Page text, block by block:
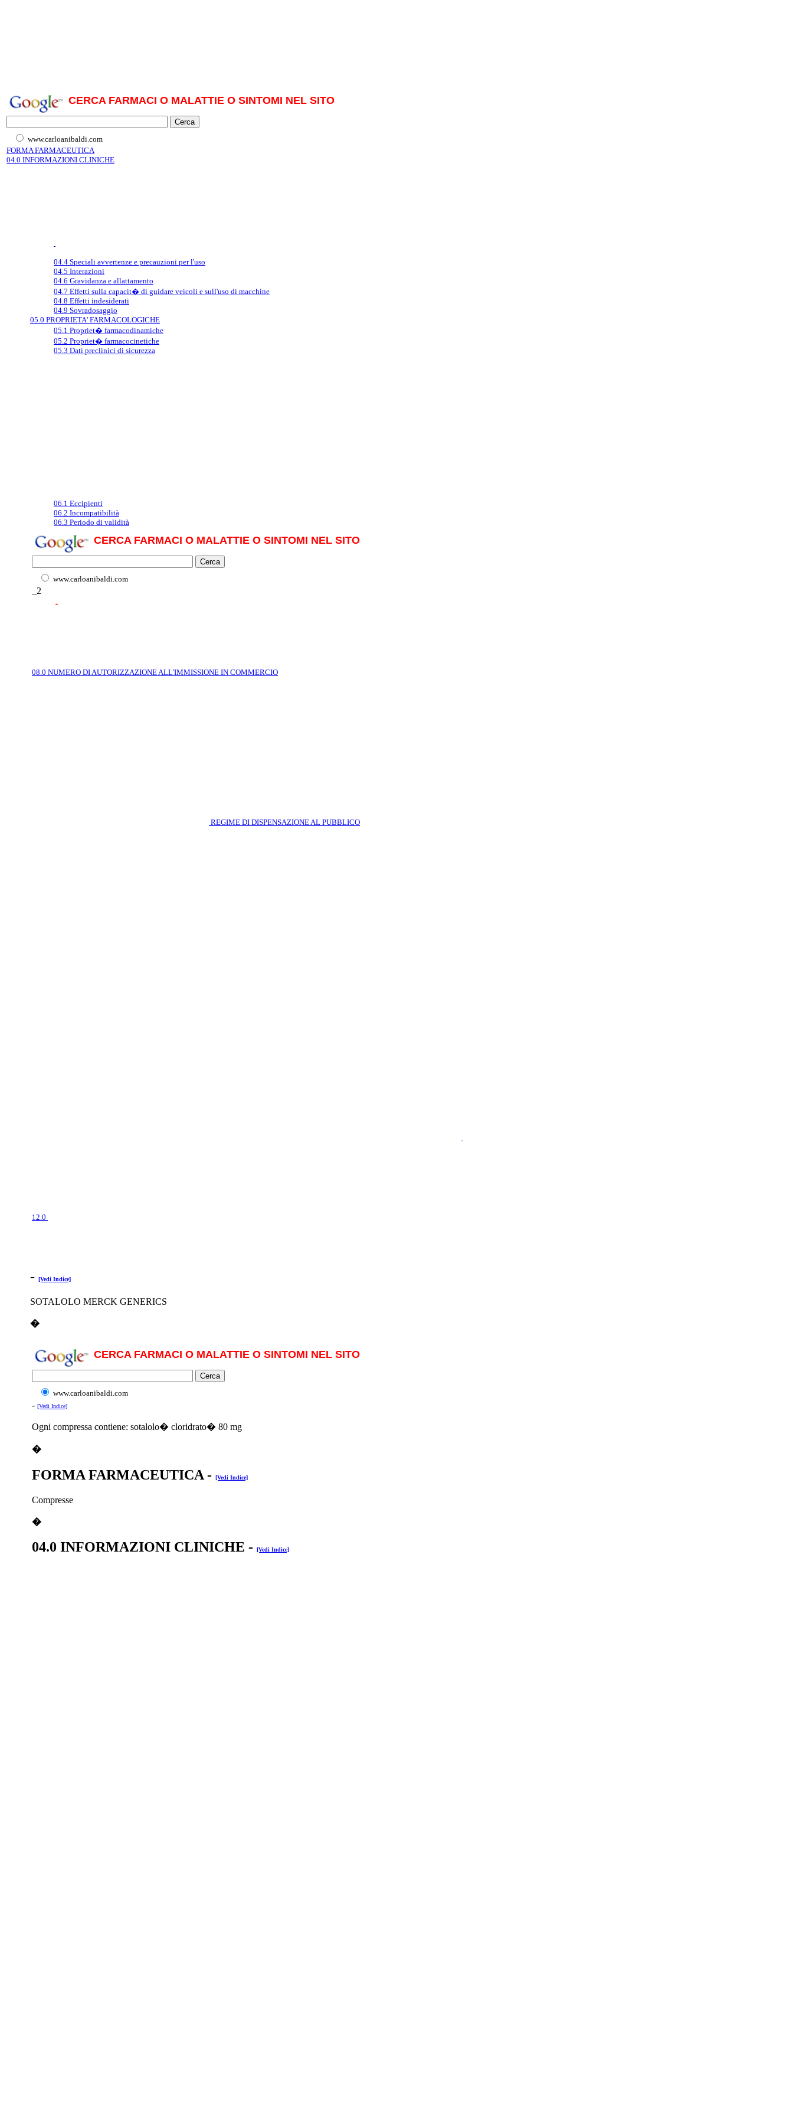
CERCA FARMACI O MALATTIE O SINTOMI NEL SITO
www.carloanibaldi.com
FORMA FARMACEUTICA
04.0 INFORMAZIONI CLINICHE
04.4 Speciali avvertenze e precauzioni per l'uso
04.5 Interazioni
04.6 Gravidanza e allattamento
04.7 Effetti sulla capacit� di guidare veicoli e sull'uso di macchine
04.8 Effetti indesiderati
04.9 Sovradosaggio
05.0 PROPRIETA' FARMACOLOGICHE
05.1 Propriet� farmacodinamiche
05.2 Propriet� farmacocinetiche
05.3 Dati preclinici di sicurezza
06.1 Eccipienti
06.2 Incompatibilità
06.3 Periodo di validità
CERCA FARMACI O MALATTIE O SINTOMI NEL SITO
www.carloanibaldi.com
_2
.
08.0 NUMERO DI AUTORIZZAZIONE ALL'IMMISSIONE IN COMMERCIO
REGIME DI DISPENSAZIONE AL PUBBLICO
12.0
- [Vedi Indice]
SOTALOLO MERCK GENERICS
�
CERCA FARMACI O MALATTIE O SINTOMI NEL SITO
www.carloanibaldi.com
- [Vedi Indice]
Ogni compressa contiene: sotalolo� cloridrato� 80 mg
�
FORMA FARMACEUTICA - [Vedi Indice]
Compresse
�
04.0 INFORMAZIONI CLINICHE - [Vedi Indice]